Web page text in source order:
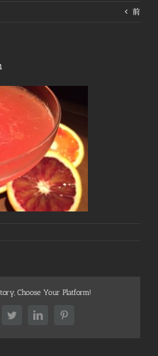
前
Choose Your Platform!
TwitterLinkedInPinterest